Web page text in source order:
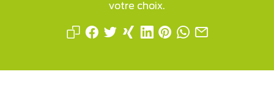
votre choix.